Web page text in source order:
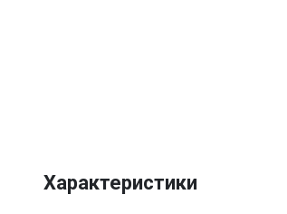
1
Характеристики